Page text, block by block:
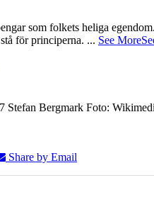
som folkets heliga
för principerna. ... See More
Bergmark Foto:
Share by Email